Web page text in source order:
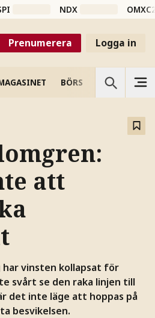
NDX
Prenumerera Logga in
BÖRS VETENSKAP
att
vinsten kollapsat för
svårt se den raka linjen till
det inte läge att hoppas på
besvikelsen.